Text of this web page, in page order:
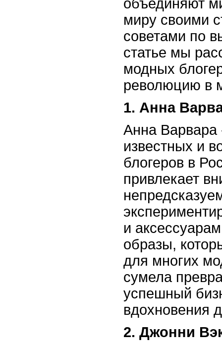
объединяют
миру своими
советами по
статье мы
модных
революцию в
1. Анна
Анна Варвара
известных и
блогеров в
привлекает
и
образы,
для многих
сумела
успешный
вдохновения
2. Джонни